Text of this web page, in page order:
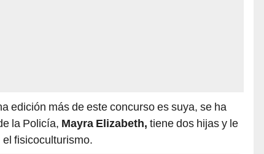
edición más de este concurso es suya, se ha
la Policía, Mayra Elizabeth, tiene dos hijas y le
fisicoculturismo.